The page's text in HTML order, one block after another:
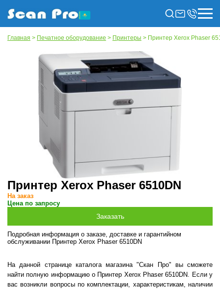
Главная > Печатное оборудование > Принтеры > Принтер Xerox Phaser
Принтер Xerox Phaser 6510DN
На заказ
Цена по запросу
Подробная информация о заказе, доставке и гарантийном
обслуживании Принтер Xerox Phaser 6510DN
На данной странице каталога магазина "Скан Про" вы сможете
найти полную информацию о Принтер Xerox Phaser 6510DN. Если у
вас возникли вопросы по комплектации, характеристикам, наличии